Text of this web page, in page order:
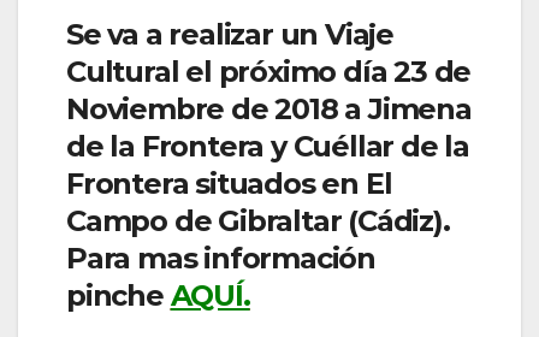
Se va a realizar un Viaje
Cultural el próximo día 23 de
Noviembre de 2018 a Jimena
de la Frontera y Cuéllar de la
Frontera situados en El
Campo de Gibraltar (Cádiz).
Para mas información
pinche AQUÍ.